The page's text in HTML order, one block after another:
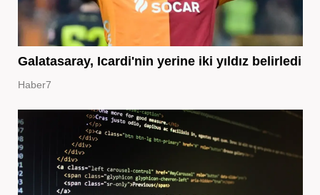
Galatasaray, Icardi'nin yerine iki yıldız belirledi
Haber7